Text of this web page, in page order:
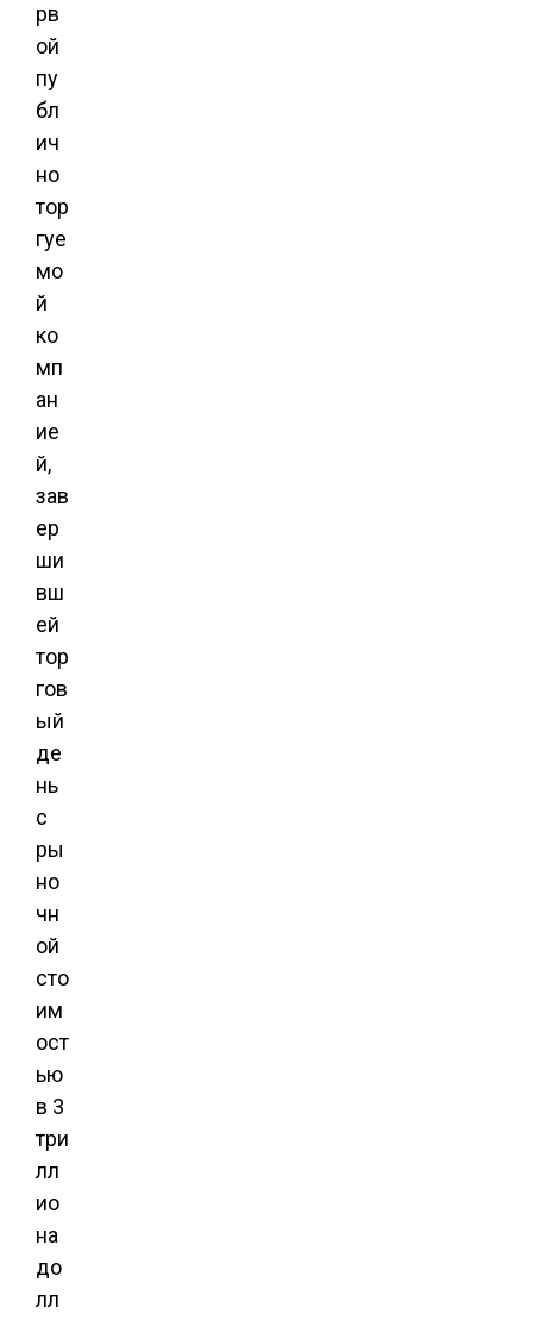
рв
ой
пу
бл
ич
но
тор
гуе
мо
й
ко
мп
ан
ие
й,
зав
ер
ши
вш
ей
тор
гов
ый
де
нь
с
ры
но
чн
ой
сто
им
ост
ью
в 3
три
лл
ио
на
до
лл